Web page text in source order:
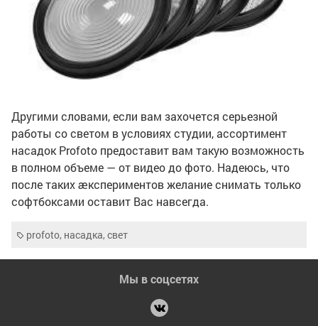
Другими словами, если вам захочется серьезной
работы со светом в условиях студии, ассортимент
насадок Profoto предоставит вам такую возможность
в полном объеме — от видео до фото. Надеюсь, что
после таких ӕкспериментов желание снимать только
софтбоксами оставит Вас навсегда.
profoto, насадка, свет
Мы в соцсетях